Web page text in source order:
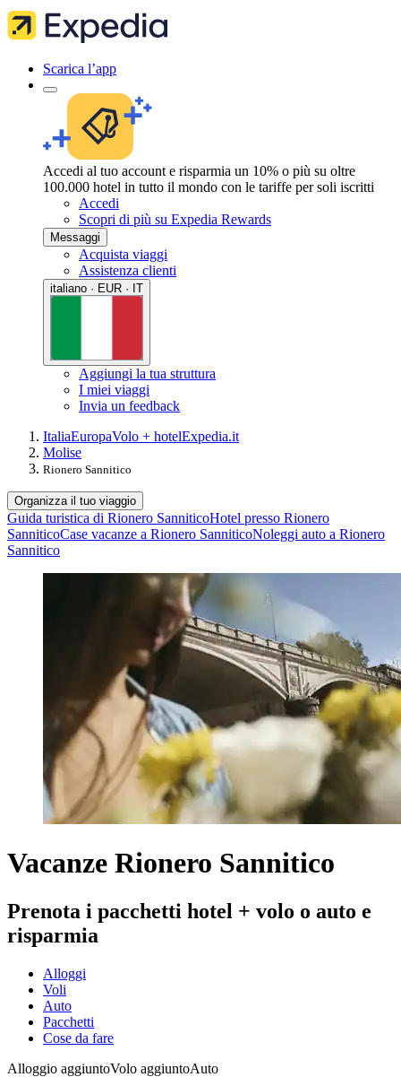
Scarica l’app
Accedi al tuo account e risparmia un 10% o più su oltre
100.000 hotel in tutto il mondo con le tariffe per soli iscritti
Accedi
Scopri di più su Expedia Rewards
Messaggi
Acquista viaggi
Assistenza clienti
italiano · EUR · IT
Aggiungi la tua struttura
I miei viaggi
Invia un feedback
ItaliaEuropaVolo + hotelExpedia.it
Molise
Rionero Sannitico
Organizza il tuo viaggio
Guida turistica di Rionero SanniticoHotel presso Rionero
SanniticoCase vacanze a Rionero SanniticoNoleggi auto a Rionero
Sannitico
Vacanze Rionero Sannitico
Prenota i pacchetti hotel + volo o auto e
risparmia
Alloggi
Voli
Auto
Pacchetti
Cose da fare
Alloggio aggiuntoVolo aggiuntoAuto